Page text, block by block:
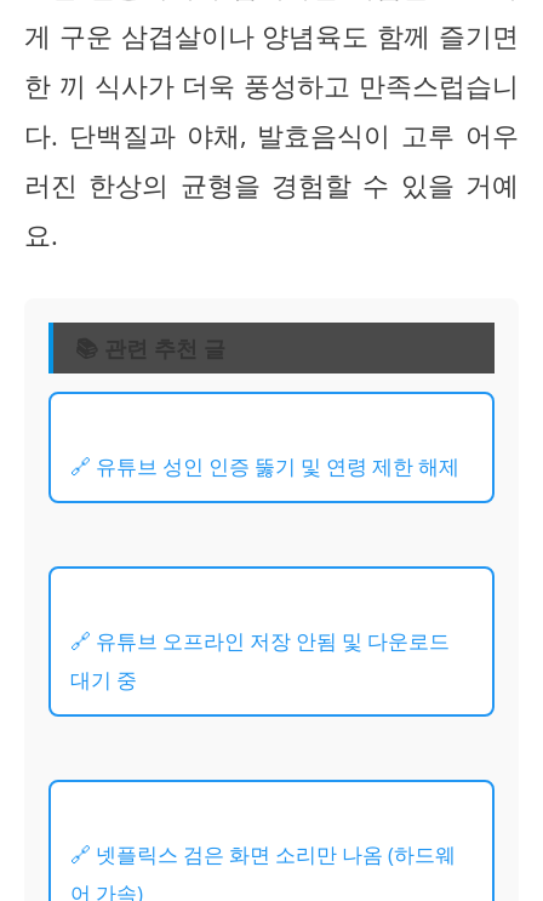
게 구운 삼겹살이나 양념육도 함께 즐기면
한 끼 식사가 더욱 풍성하고 만족스럽습니
다. 단백질과 야채, 발효음식이 고루 어우
러진 한상의 균형을 경험할 수 있을 거예
요.
📚 관련 추천 글
🔗 유튜브 성인 인증 뚫기 및 연령 제한 해제
🔗 유튜브 오프라인 저장 안됨 및 다운로드
대기 중
🔗 넷플릭스 검은 화면 소리만 나옴 (하드웨
어 가속)